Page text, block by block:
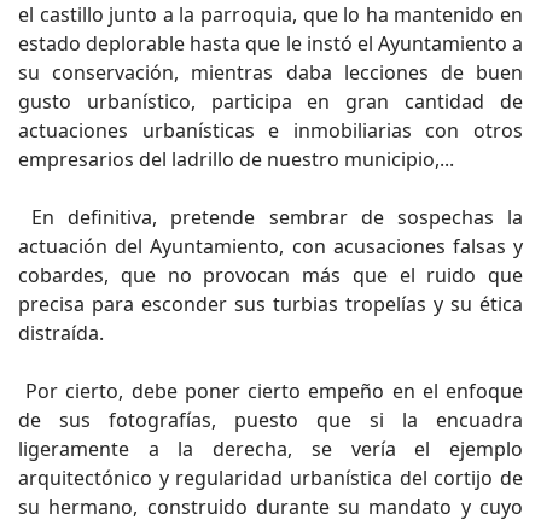
el castillo junto a la parroquia, que lo ha mantenido en
estado deplorable hasta que le instó el Ayuntamiento a
su conservación, mientras daba lecciones de buen
gusto urbanístico, participa en gran cantidad de
actuaciones urbanísticas e inmobiliarias con otros
empresarios del ladrillo de nuestro municipio,...
En definitiva, pretende sembrar de sospechas la
actuación del Ayuntamiento, con acusaciones falsas y
cobardes, que no provocan más que el ruido que
precisa para esconder sus turbias tropelías y su ética
distraída.
Por cierto, debe poner cierto empeño en el enfoque
de sus fotografías, puesto que si la encuadra
ligeramente a la derecha, se vería el ejemplo
arquitectónico y regularidad urbanística del cortijo de
su hermano, construido durante su mandato y cuyo